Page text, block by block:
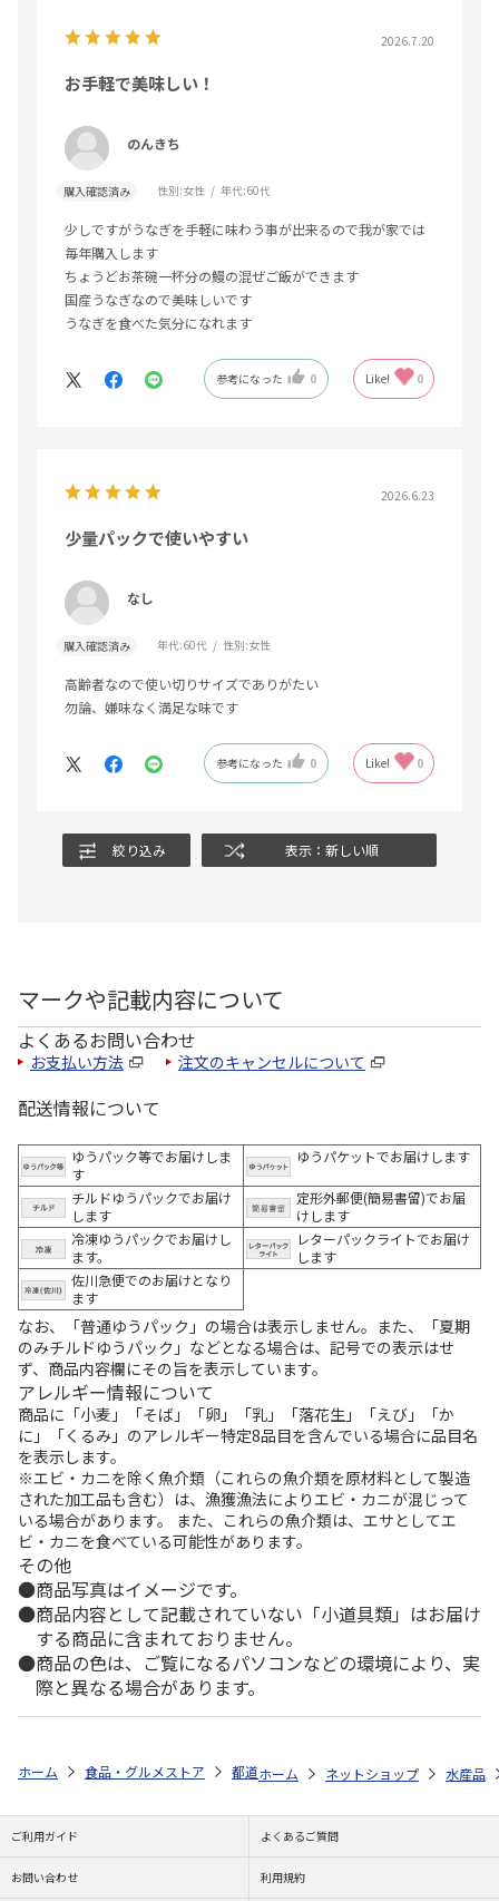
2026.7.20
お手軽で美味しい！
のんきち
購入確認済み 性別:女性 年代:60代
少しですがうなぎを手軽に味わう事が出来るので我が家では
毎年購入します
ちょうどお茶碗一杯分の鰻の混ぜご飯ができます
国産うなぎなので美味しいです
うなぎを食べた気分になれます
参考になった 0 Like! 0
2026.6.23
少量パックで使いやすい
なし
購入確認済み 年代:60代 性別:女性
高齢者なので使い切りサイズでありがたい
勿論、嫌味なく満足な味です
参考になった 0 Like! 0
絞り込み 表示：新しい順
マークや記載内容について
よくあるお問い合わせ
お支払い方法 注文のキャンセルについて
配送情報について
ゆうパック等でお届けしま
す
ゆうパケットでお届けします
チルドゆうパックでお届け
します
定形外郵便(簡易書留)でお届
けします
冷凍ゆうパックでお届けし
ます。
レターパックライトでお届け
します
佐川急便でのお届けとなり
ます
なお、「普通ゆうパック」の場合は表示しません。また、「夏期
のみチルドゆうパック」などとなる場合は、記号での表示はせ
ず、商品内容欄にその旨を表示しています。
アレルギー情報について
商品に「小麦」「そば」「卵」「乳」「落花生」「えび」「か
に」「くるみ」のアレルギー特定8品目を含んでいる場合に品目名
を表示します。
※エビ・カニを除く魚介類（これらの魚介類を原材料として製造
された加工品も含む）は、漁獲漁法によりエビ・カニが混じって
いる場合があります。 また、これらの魚介類は、エサとしてエ
ビ・カニを食べている可能性があります。
その他
商品写真はイメージです。
商品内容として記載されていない「小道具類」はお届け
する商品に含まれておりません。
商品の色は、ご覧になるパソコンなどの環境により、実
際と異なる場合があります。
ホーム 食品・グルメストア 都道府県から探す 静岡県 浜名湖鰻
ホーム ネットショップ 水産品
ご利用ガイド よくあるご質問
お問い合わせ 利用規約